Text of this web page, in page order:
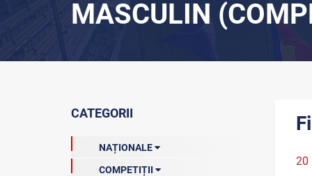
MASCULIN
CATEGORII
NAȚIONALE
COMPETIȚII
20